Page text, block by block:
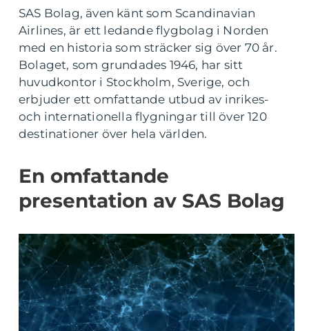
SAS Bolag, även känt som Scandinavian
Airlines, är ett ledande flygbolag i Norden
med en historia som sträcker sig över 70 år.
Bolaget, som grundades 1946, har sitt
huvudkontor i Stockholm, Sverige, och
erbjuder ett omfattande utbud av inrikes-
och internationella flygningar till över 120
destinationer över hela världen.
En omfattande
presentation av SAS Bolag